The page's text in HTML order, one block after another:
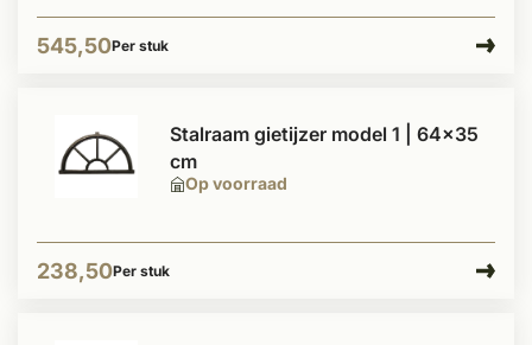
545,50Per stuk
Op voorraad
Stalraam gietijzer model 1 | 64x35
cm
238,50Per stuk